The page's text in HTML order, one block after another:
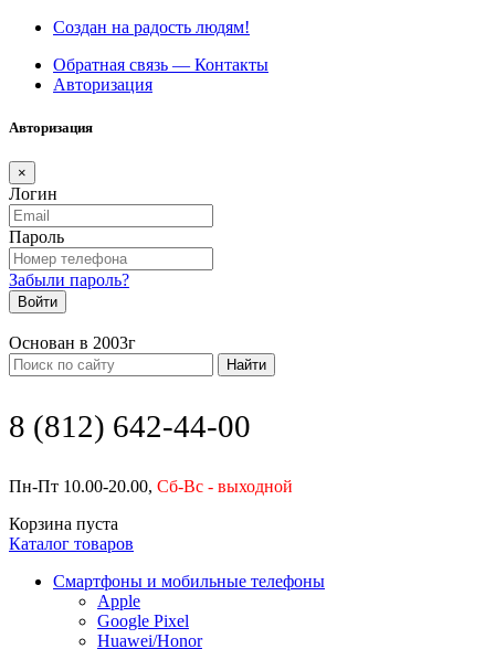
Создан на радость людям!
Обратная связь — Контакты
Авторизация
Авторизация
×
Логин
Пароль
Забыли пароль?
Войти
Основан в 2003г
Найти
8 (812) 642-44-00
Пн-Пт 10.00-20.00, Сб-Вс - выходной
Корзина пуста
Каталог товаров
Смартфоны и мобильные телефоны
Apple
Google Pixel
Huawei/Honor